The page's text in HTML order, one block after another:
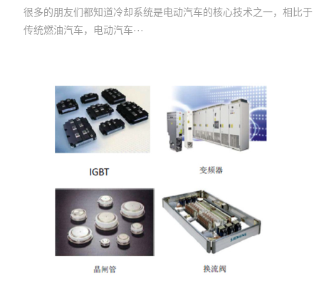
很多的朋友们都知道冷却系统是电动汽车的核心技术之一，相比于
传统燃油汽车，电动汽车···